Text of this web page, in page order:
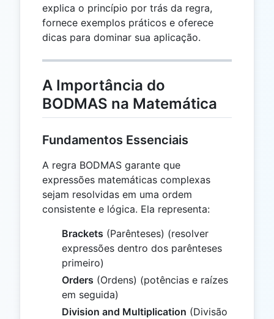
explica o princípio por trás da regra,
fornece exemplos práticos e oferece
dicas para dominar sua aplicação.
A Importância do
BODMAS na Matemática
Fundamentos Essenciais
A regra BODMAS garante que
expressões matemáticas complexas
sejam resolvidas em uma ordem
consistente e lógica. Ela representa:
Brackets (Parênteses) (resolver
expressões dentro dos parênteses
primeiro)
Orders (Ordens) (potências e raízes
em seguida)
Division and Multiplication (Divisão